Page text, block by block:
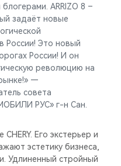
ARRIZO 8 –
задаёт новые
России! Это новый
России! И он
революцию на
—
совета
РУС» г-н Сан.
Его экстерьер и
эстетику бизнеса,
Удлиненный стройный